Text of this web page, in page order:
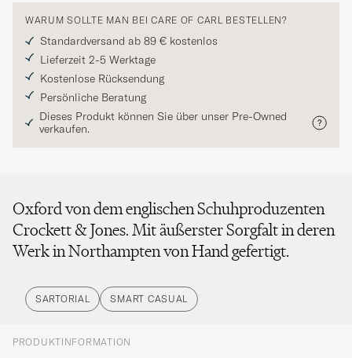
WARUM SOLLTE MAN BEI CARE OF CARL BESTELLEN?
Standardversand ab 89 € kostenlos
Lieferzeit 2-5 Werktage
Kostenlose Rücksendung
Persönliche Beratung
Dieses Produkt können Sie über unser Pre-Owned
verkaufen.
Oxford von dem englischen Schuhproduzenten
Crockett & Jones. Mit äußerster Sorgfalt in deren
Werk in Northampten von Hand gefertigt.
SARTORIAL SMART CASUAL
PRODUKTINFORMATION